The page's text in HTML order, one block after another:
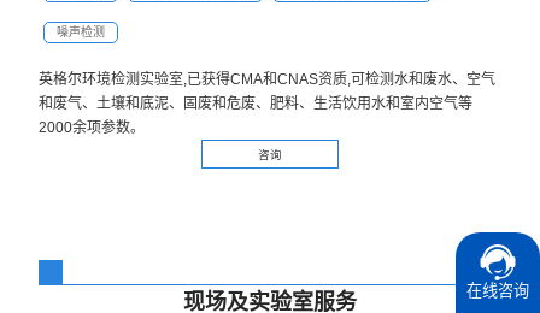
在线咨询
噪声检测
英格尔环境检测实验室,已获得CMA和CNAS资质,可检测水和废水、空气
和废气、土壤和底泥、固废和危废、肥料、生活饮用水和室内空气等
2000余项参数。
咨询
现场及实验室服务